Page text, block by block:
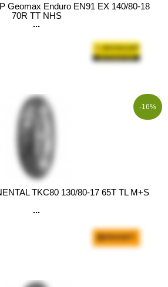
Geomax Enduro EN91 EX 140/80-18
70R TT NHS
-16%
TKC80 130/80-17 65T TL M+S